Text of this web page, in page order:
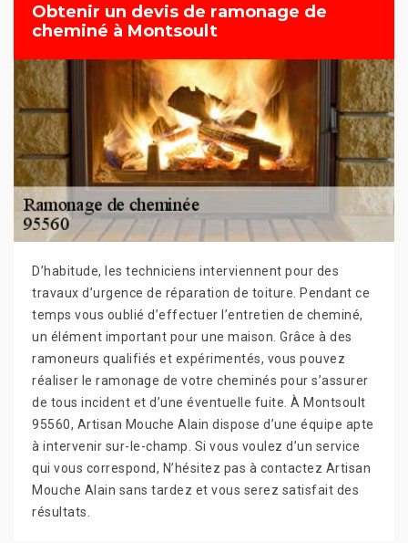
Obtenir un devis de ramonage de
cheminé à Montsoult
D’habitude, les techniciens interviennent pour des
travaux d’urgence de réparation de toiture. Pendant ce
temps vous oublié d’effectuer l’entretien de cheminé,
un élément important pour une maison. Grâce à des
ramoneurs qualifiés et expérimentés, vous pouvez
réaliser le ramonage de votre cheminés pour s’assurer
de tous incident et d’une éventuelle fuite. À Montsoult
95560, Artisan Mouche Alain dispose d’une équipe apte
à intervenir sur-le-champ. Si vous voulez d’un service
qui vous correspond, N’hésitez pas à contactez Artisan
Mouche Alain sans tardez et vous serez satisfait des
résultats.